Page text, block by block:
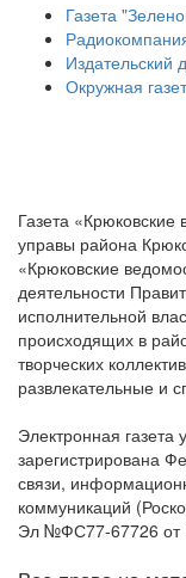
Газета
Издательский
Окружная
Газета
управы района
«Крюковские
деятельности
исполнительной
происходящих в
творческих
развлекательные и
Электронная
зарегистрирована
связи,
коммуникаций
Эл №ФС77-67726 от